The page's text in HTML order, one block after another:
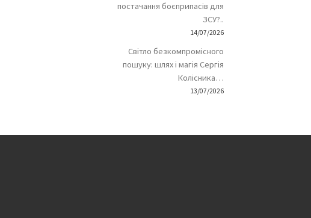
постачання боєприпасів для
ЗСУ?..
14/07/2026
Світло безкомпромісного
пошуку: шлях і магія Сергія
Колісника…
13/07/2026